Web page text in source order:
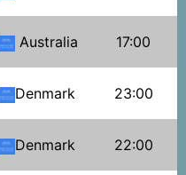
Australia 17:00
Denmark 23:00
Denmark 22:00